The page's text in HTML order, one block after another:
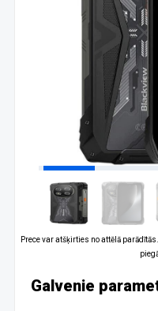
Prece var atšķirties no attēlā
Galvenie